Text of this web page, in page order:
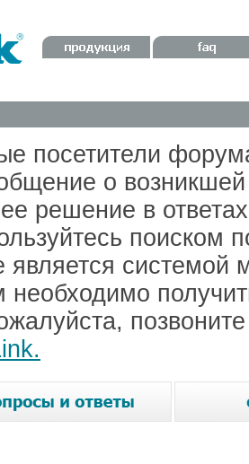
посетители
о
решение в
поиском
системой